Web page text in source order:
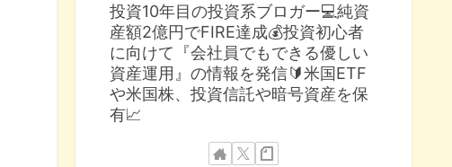
投資10年目の投資系ブロガー💻純資
産額2億円でFIRE達成💰投資初心者
に向けて『会社員でもできる優しい
資産運用』の情報を発信🔰米国ETF
や米国株、投資信託や暗号資産を保
有📈